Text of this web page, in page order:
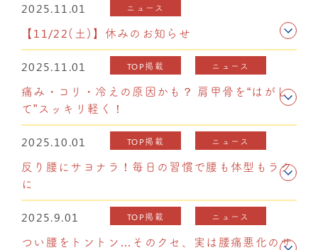
2025.11.01 ニュース
【11/22(土)】休みのお知らせ
2025.11.01 TOP掲載 ニュース
痛み・コリ・冷えの原因かも？ 肩甲骨を“はがし
て”スッキリ軽く！
2025.10.01 TOP掲載 ニュース
反り腰にサヨナラ！毎日の習慣で腰も体型もラク
に
2025.9.01 TOP掲載 ニュース
つい腰をトントン…そのクセ、実は腰痛悪化のサ